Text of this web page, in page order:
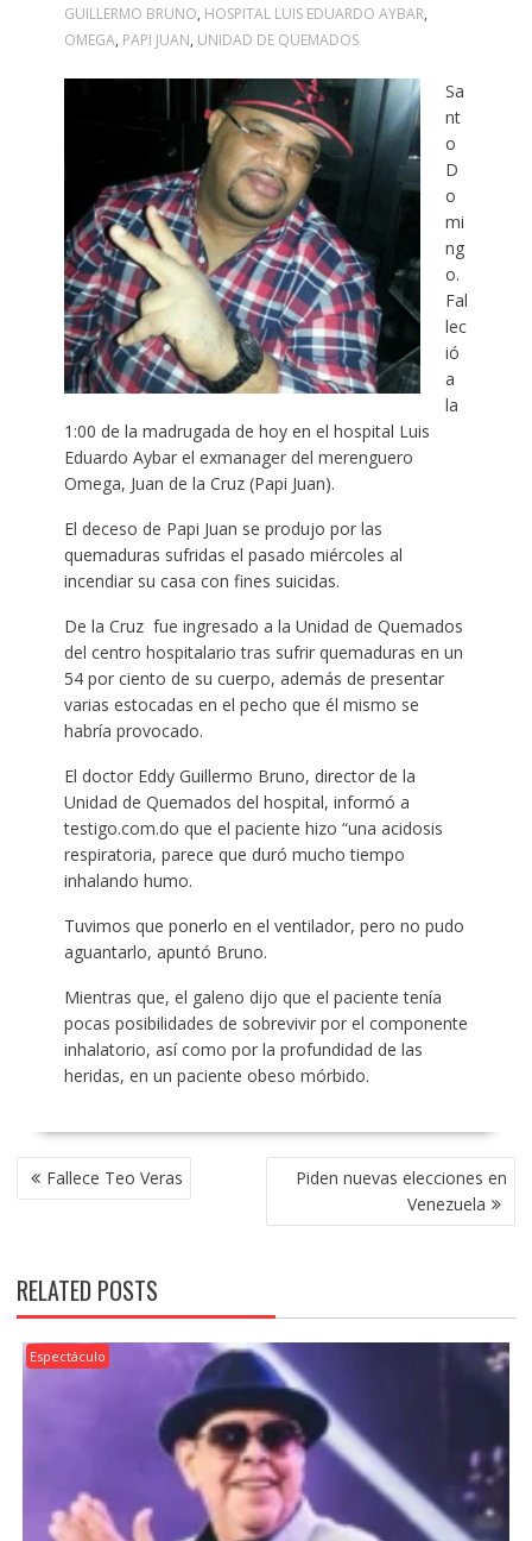
GUILLERMO BRUNO, HOSPITAL LUIS EDUARDO AYBAR,
OMEGA, PAPI JUAN, UNIDAD DE QUEMADOS
Sa
nt
o
D
o
mi
ng
o.
Fal
lec
ió
a
la
1:00 de la madrugada de hoy en el hospital Luis
Eduardo Aybar el exmanager del merenguero
Omega, Juan de la Cruz (Papi Juan).
El deceso de Papi Juan se produjo por las
quemaduras sufridas el pasado miércoles al
incendiar su casa con fines suicidas.
De la Cruz fue ingresado a la Unidad de Quemados
del centro hospitalario tras sufrir quemaduras en un
54 por ciento de su cuerpo, además de presentar
varias estocadas en el pecho que él mismo se
habría provocado.
El doctor Eddy Guillermo Bruno, director de la
Unidad de Quemados del hospital, informó a
testigo.com.do que el paciente hizo “una acidosis
respiratoria, parece que duró mucho tiempo
inhalando humo.
Tuvimos que ponerlo en el ventilador, pero no pudo
aguantarlo, apuntó Bruno.
Mientras que, el galeno dijo que el paciente tenía
pocas posibilidades de sobrevivir por el componente
inhalatorio, así como por la profundidad de las
heridas, en un paciente obeso mórbido.
POST
NAVIGATION
Fallece Teo Veras
Piden nuevas elecciones en
Venezuela
RELATED POSTS
Espectáculo